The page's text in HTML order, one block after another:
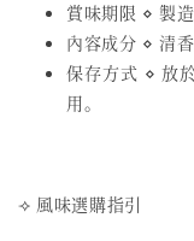
賞味期限 ⋄ 製
內容成分 ⋄ 清
保存方式 ⋄ 放
用。
⟢ 風味選購指引